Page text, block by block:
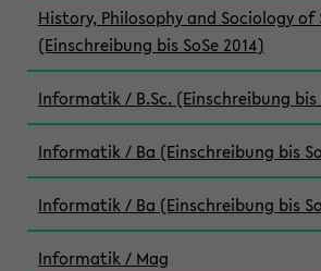
History, Philosophy and Sociology
(Einschreibung bis SoSe 2014)
Informatik / B.Sc. (Einschreibung bis
Informatik / Ba (Einschreibung bis
Informatik / Ba (Einschreibung bis
Informatik / Mag